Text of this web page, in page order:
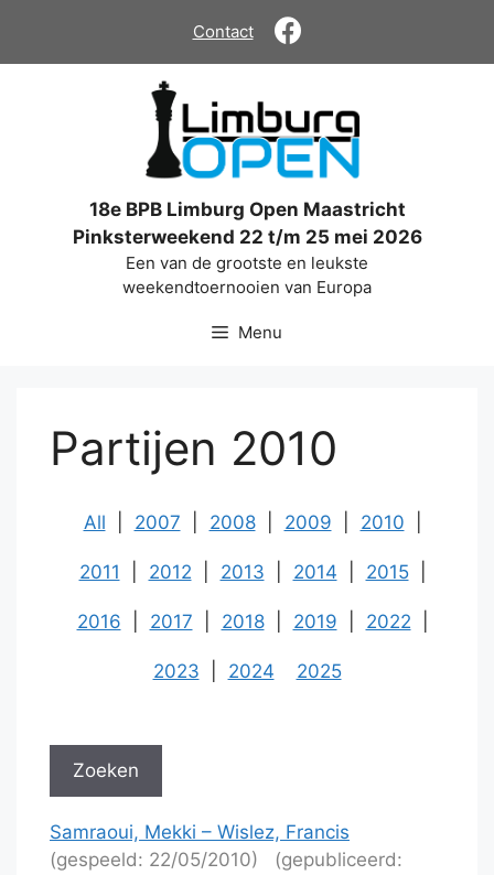
de
Contact
18e BPB Limburg Open Maastricht
Pinksterweekend 22 t/m 25 mei 2026
Een van de grootste en leukste
weekendtoernooien van Europa
Menu
Partijen 2010
All 2007 2008 2009 2010
2011 2012 2013 2014 2015
2016 2017 2018 2019 2022
2023 2024 2025
Samraoui, Mekki – Wislez, Francis
(gespeeld: 22/05/2010)
(gepubliceerd: